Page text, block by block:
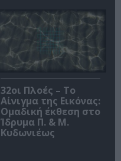
32οι Πλοές – Το
Αίνιγμα της Εικόνας:
Ομαδική έκθεση στο
Ίδρυμα Π. & Μ.
Κυδωνιέως